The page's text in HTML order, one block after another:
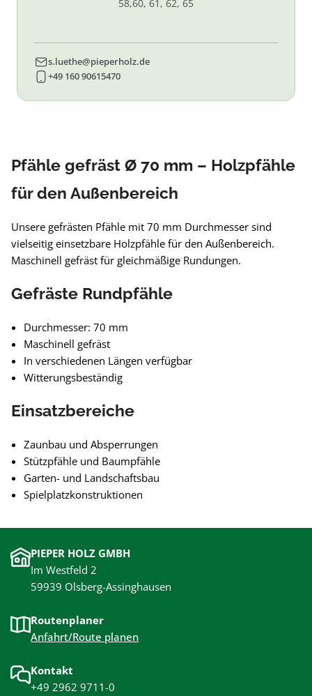
58,60, 61, 62, 65
s.luethe@pieperholz.de
+49 160 90615470
Pfähle gefräst Ø 70 mm – Holzpfähle
für den Außenbereich
Unsere gefrästen Pfähle mit 70 mm Durchmesser sind
vielseitig einsetzbare Holzpfähle für den Außenbereich.
Maschinell gefräst für gleichmäßige Rundungen.
Gefräste Rundpfähle
Durchmesser: 70 mm
Maschinell gefräst
In verschiedenen Längen verfügbar
Witterungsbeständig
Einsatzbereiche
Zaunbau und Absperrungen
Stützpfähle und Baumpfähle
Garten- und Landschaftsbau
Spielplatzkonstruktionen
PIEPER HOLZ GMBH
Im Westfeld 2
59939 Olsberg-Assinghausen
Routenplaner
Anfahrt/Route planen
Kontakt
+49 2962 9711-0